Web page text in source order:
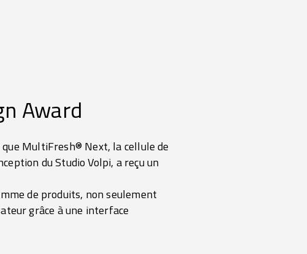
Award
MultiFresh® Next, la cellule de
du Studio Volpi, a reçu un
de produits, non seulement
grâce à une interface